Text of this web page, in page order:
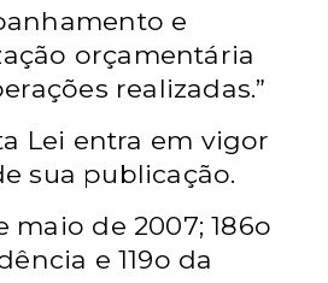
e
orçamentária
realizadas.”
Lei entra em vigor
sua publicação.
maio de 2007; 186o
e 119o da